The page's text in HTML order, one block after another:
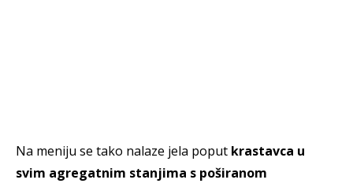
Na meniju se tako nalaze jela poput krastavca u
svim agregatnim stanjima s poširanom